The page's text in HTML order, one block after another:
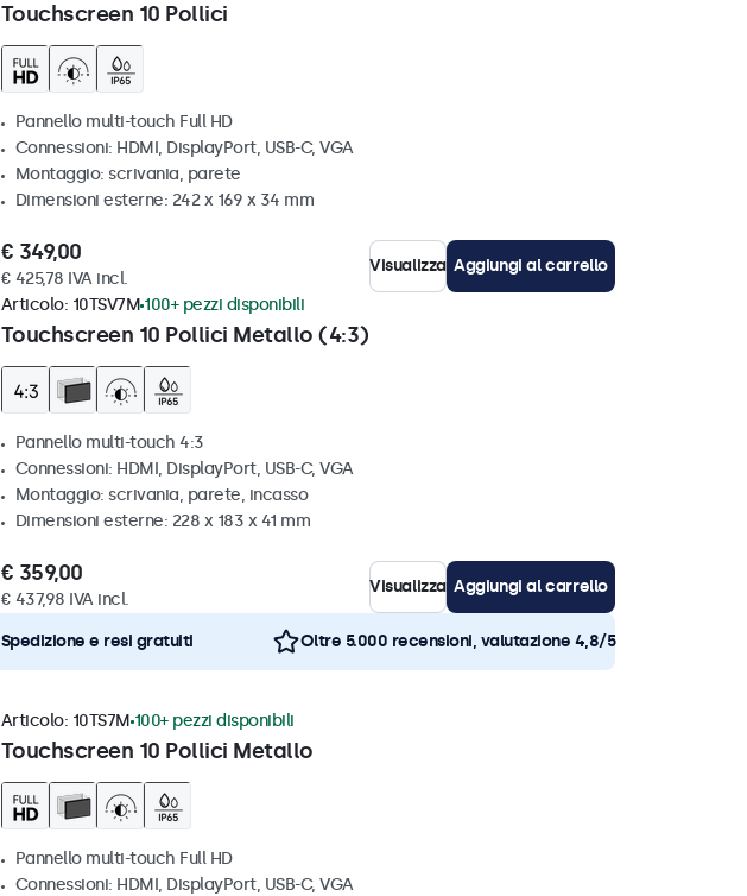
Touchscreen 10 Pollici
Pannello multi-touch Full HD
Connessioni: HDMI, DisplayPort, USB-C, VGA
Montaggio: scrivania, parete
Dimensioni esterne: 242 x 169 x 34 mm
€ 349,00
€ 425,78 IVA incl.
Visualizza Aggiungi al carrello
Touchscreen 10 Pollici Metallo (4:3)
Articolo: 10TSV7M 100+ pezzi disponibili
Pannello multi-touch 4:3
Connessioni: HDMI, DisplayPort, USB-C, VGA
Montaggio: scrivania, parete, incasso
Dimensioni esterne: 228 x 183 x 41 mm
€ 359,00
€ 437,98 IVA incl.
Visualizza Aggiungi al carrello
Spedizione e resi gratuiti Oltre 5.000 recensioni, valutazione 4,8/5
Touchscreen 10 Pollici Metallo
Articolo: 10TS7M 100+ pezzi disponibili
Pannello multi-touch Full HD
Connessioni: HDMI, DisplayPort, USB-C, VGA